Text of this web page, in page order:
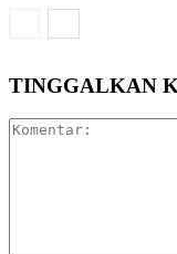
TINGGALKAN